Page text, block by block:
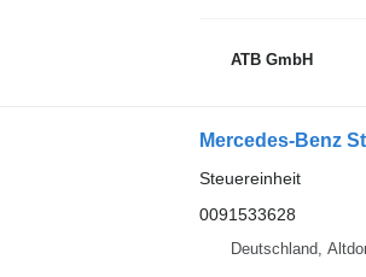
ATB GmbH
Steuereinheit
0091533628
Deutschland,